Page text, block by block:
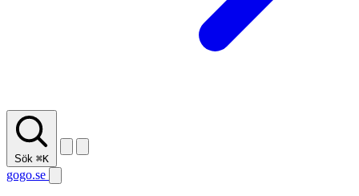
Sök ⌘K
gogo.se